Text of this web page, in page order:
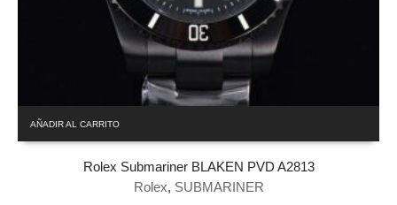
AÑADIR AL CARRITO
Rolex Submariner BLAKEN PVD A2813
Rolex, SUBMARINER